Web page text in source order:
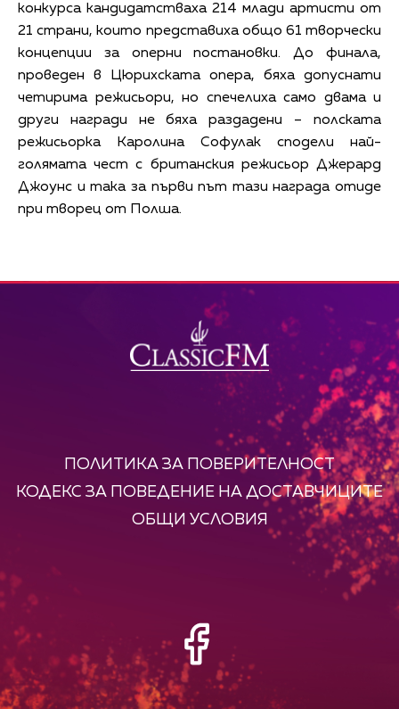
конкурса кандидатстваха 214 млади артисти от
21 страни, които представиха общо 61 творчески
концепции за оперни постановки. До финала,
проведен в Цюрихската опера, бяха допуснати
четирима режисьори, но спечелиха само двама и
други награди не бяха раздадени – полската
режисьорка Каролина Софулак сподели най-
голямата чест с британския режисьор Джерард
Джоунс и така за първи път тази награда отиде
при творец от Полша.
ПОЛИТИКА ЗА ПОВЕРИТЕЛНОСТ
КОДЕКС ЗА ПОВЕДЕНИЕ НА ДОСТАВЧИЦИТЕ
ОБЩИ УСЛОВИЯ